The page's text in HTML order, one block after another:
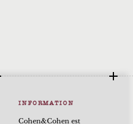
INFORMATION
Cohen&Cohen est